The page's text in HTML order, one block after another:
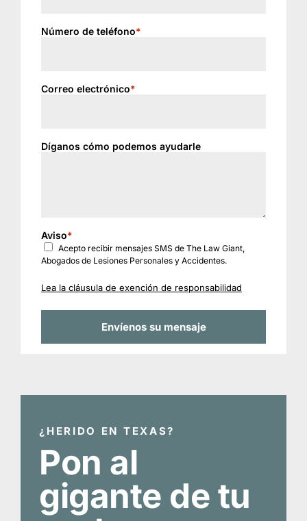
Número de teléfono*
Correo electrónico*
Díganos cómo podemos ayudarle
Aviso*
Acepto recibir mensajes SMS de The Law Giant,
Abogados de Lesiones Personales y Accidentes.
Lea la cláusula de exención de responsabilidad
¿HERIDO EN TEXAS?
Pon al
gigante de tu